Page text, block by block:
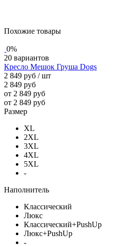
Похожие товары
0%
20 вариантов
Кресло Мешок Груша Dogs
2 849 руб / шт
2 849 руб
от 2 849 руб
от 2 849 руб
Размер
XL
2XL
3XL
4XL
5XL
-
Наполнитель
Классический
Люкс
Классический+PushUp
Люкс+PushUp
-